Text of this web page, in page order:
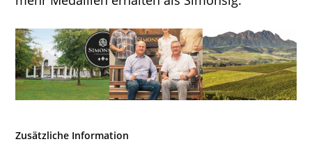
Zusätzliche Information